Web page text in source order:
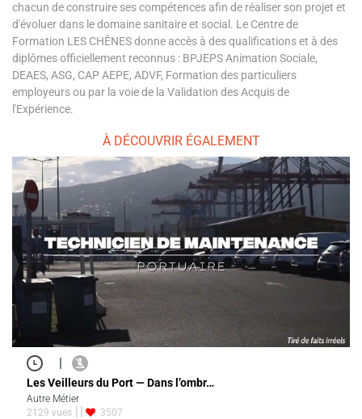
chacun de construire ses compétences afin de réaliser son projet et
d'évoluer dans le domaine sanitaire et social. Le Centre de
Formation LES CHÊNES donne accès à des qualifications et à des
diplômes officiellement reconnus : BPJEPS Animation Sociale,
DEAES, ASG, CAP AEPE, ADVF, Formation des particuliers
employeurs ou par la voie de la Validation des Acquis de
l'Expérience.
À DÉCOUVRIR ÉGALEMENT
|
Les Veilleurs du Port — Dans l’ombr…
Autre Métier
2129 vues
3507